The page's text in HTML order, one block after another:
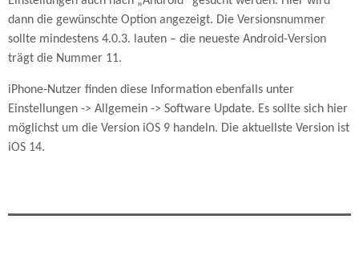
dann die gewünschte Option angezeigt. Die Versionsnummer
sollte mindestens 4.0.3. lauten – die neueste Android-Version
trägt die Nummer 11.
iPhone-Nutzer finden diese Information ebenfalls unter
Einstellungen -> Allgemein -> Software Update. Es sollte sich hier
möglichst um die Version iOS 9 handeln. Die aktuellste Version ist
iOS 14.